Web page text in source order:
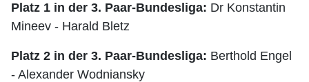
Platz 1 in der 3. Paar-Bundesliga: Dr Konstantin
Mineev - Harald Bletz
Platz 2 in der 3. Paar-Bundesliga: Berthold Engel
- Alexander Wodniansky